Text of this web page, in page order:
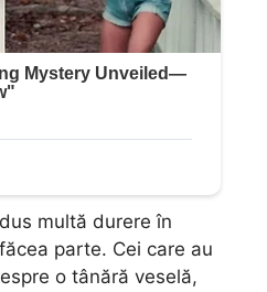
multă durere în
parte. Cei care au
o tânără veselă,